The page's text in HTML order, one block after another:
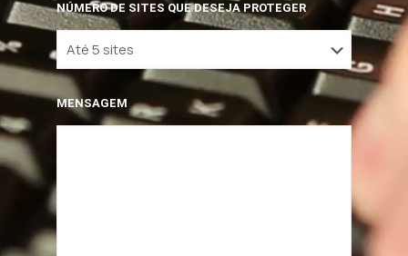
NÚMERO DE SITES QUE DESEJA PROTEGER
MENSAGEM